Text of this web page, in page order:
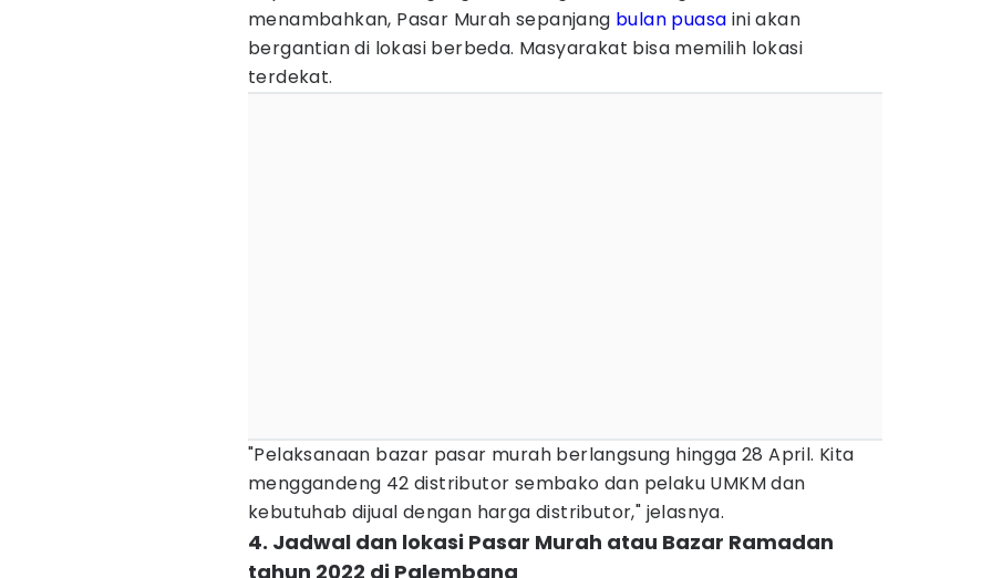
menambahkan, Pasar Murah sepanjang bulan puasa ini akan
bergantian di lokasi berbeda. Masyarakat bisa memilih lokasi
terdekat.
"Pelaksanaan bazar pasar murah berlangsung hingga 28 April. Kita
menggandeng 42 distributor sembako dan pelaku UMKM dan
kebutuhab dijual dengan harga distributor," jelasnya.
4. Jadwal dan lokasi Pasar Murah atau Bazar Ramadan
tahun 2022 di Palembang